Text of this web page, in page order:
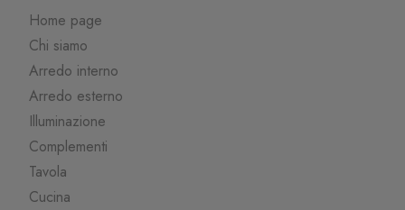
Home page
Chi siamo
Arredo interno
Arredo esterno
Illuminazione
Complementi
Tavola
Cucina